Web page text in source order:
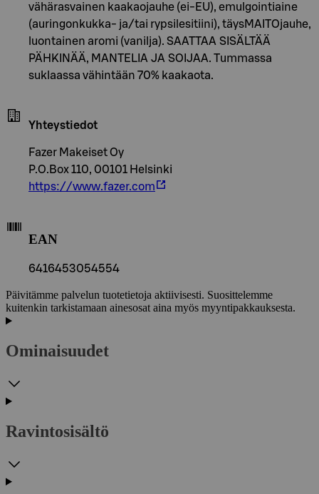
vähärasvainen kaakaojauhe (ei-EU), emulgointiaine
(auringonkukka- ja/tai rypsilesitiini), täysMAITOjauhe,
luontainen aromi (vanilja). SAATTAA SISÄLTÄÄ
PÄHKINÄÄ, MANTELIA JA SOIJAA. Tummassa
suklaassa vähintään 70% kaakaota.
Yhteystiedot
Fazer Makeiset Oy
P.O.Box 110, 00101 Helsinki
https://www.fazer.com
EAN
6416453054554
Päivitämme palvelun tuotetietoja aktiivisesti. Suosittelemme
kuitenkin tarkistamaan ainesosat aina myös myyntipakkauksesta.
Ominaisuudet
Ravintosisältö